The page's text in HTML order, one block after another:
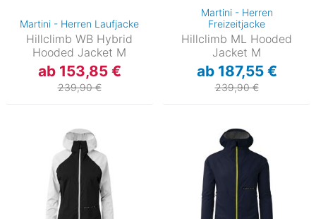
Martini - Herren Laufjacke
Hillclimb WB Hybrid
Hooded Jacket M
ab 153,85 €
239,90 €
Martini - Herren
Freizeitjacke
Hillclimb ML Hooded
Jacket M
ab 187,55 €
239,90 €